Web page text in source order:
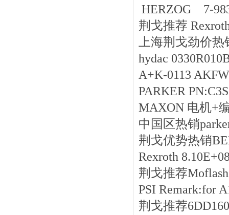
HERZOG 7-
荆戈推荐
上海荆戈劲价
hydac
A+K-0113
PARKER
MAXON 电机+
中国区热销
荆戈优势热销
Rexroth
荆戈推荐
PSI
荆戈推荐